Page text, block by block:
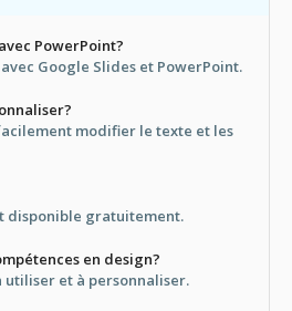
PowerPoint?
Google Slides et PowerPoint.
modifier le texte et les
disponible gratuitement.
en design?
utiliser et à personnaliser.